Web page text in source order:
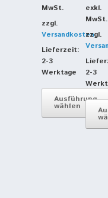
MwSt.
zzgl.
Versandkosten
Lieferzeit:
2-3
Werktage
Ausführung
wählen
exkl.
MwSt.
zzgl.
2-3